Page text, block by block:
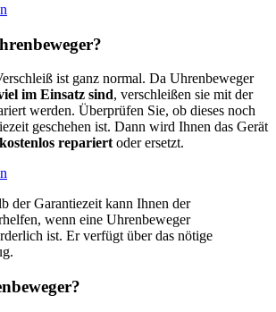
ist ganz normal. Da Uhrenbeweger
im Einsatz sind, verschleißen sie mit der
werden. Überprüfen Sie, ob dieses noch
geschehen ist. Dann wird Ihnen das Gerät
repariert oder ersetzt.
der Garantiezeit kann Ihnen der
wenn eine Uhrenbeweger
ist. Er verfügt über das nötige